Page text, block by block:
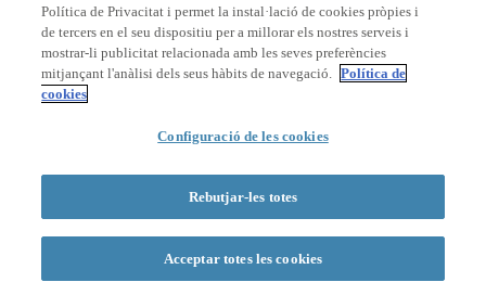
Acreditacions
© 2026 La Salle Campus Barcelona - URL |Avís legal
Formulari de cerca
Política de Privacitat i permet la instal·lació de cookies pròpies i
de tercers en el seu dispositiu per a millorar els nostres serveis i
mostrar-li publicitat relacionada amb les seves preferències
mitjançant l'anàlisi dels seus hàbits de navegació. Política de
cookies
Configuració de les cookies
Rebutjar-les totes
Acceptar totes les cookies